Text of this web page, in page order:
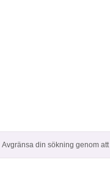
Avgränsa din sökning genom